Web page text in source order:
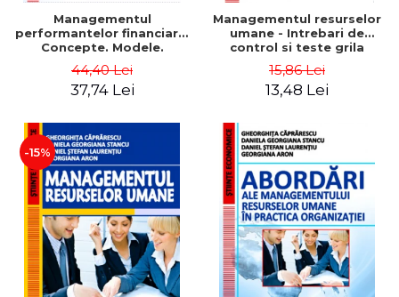
Managementul
performantelor financiare.
Concepte. Modele.
44,40 Lei
37,74 Lei
Managementul resurselor
umane - Intrebari de
control si teste grila
15,86 Lei
13,48 Lei
-15%